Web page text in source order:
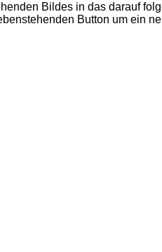
Bildes in das darauf
Button um ein